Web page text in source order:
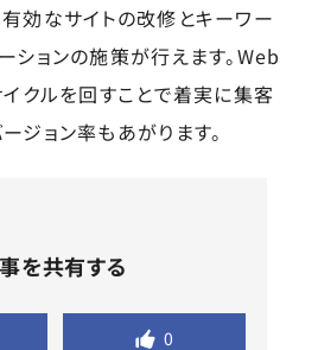
効なサイトの改修とキーワー
ションの施策が行えます。Web
クルを回すことで着実に集客
ジョン率もあがります。
を共有する
0